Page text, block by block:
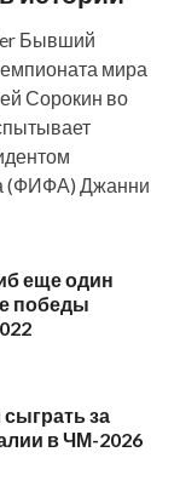
Бывший
мира
Сорокин во
(ФИФА) Джанни
еще один
победы
за
в ЧМ-2026